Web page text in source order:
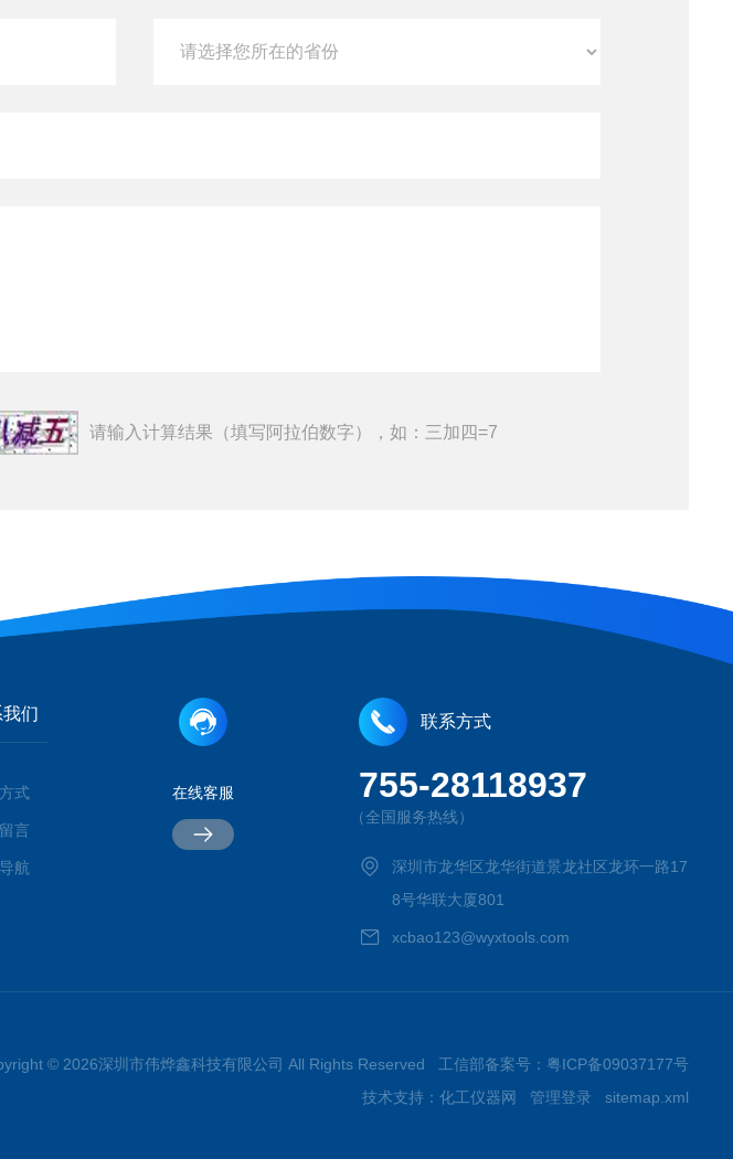
请输入计算结果（填写阿拉伯数字），如：三加四=7
们
式
言
航
在线客服
联系方式
755-28118937
（全国服务热线）
深圳市龙华区龙华街道景龙社区龙环一路17
8号华联大厦801
xcbao123@wyxtools.com
© 2026深圳市伟烨鑫科技有限公司 All Rights Reserved 工信部备案号： 粤ICP备09037177号
技术支持： 化工仪器网 管理登录 sitemap.xml